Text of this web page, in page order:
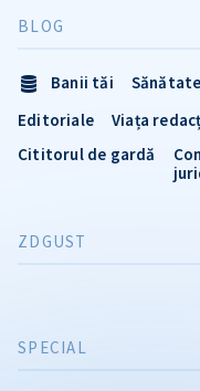
SPECIAL
BLOG
Banii tăi Sănătate
Editoriale
Viața
Cititorul de gardă
ZDGUST